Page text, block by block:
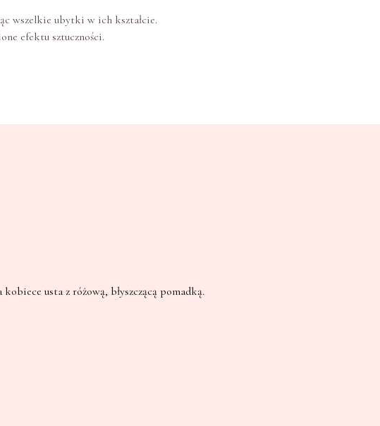
wszelkie ubytki w ich kształcie.
efektu sztuczności.